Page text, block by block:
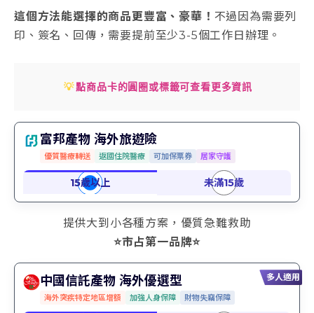
這個方法能選擇的商品更豐富、豪華！ 不過因為需要列
印、簽名、回傳，需要提前至少3-5個工作日辦理。
💡點商品卡的圓圈或標籤可查看更多資訊
富邦產物 海外旅遊險
優質醫療轉送 返國住院醫療 可加保票券 居家守護
提供大到小各種方案，優質急難救助
⭐市占第一品牌⭐
多人適用
中國信託產物 海外優選型
海外突疾特定地區增額 加強人身保障 財物失竊保障